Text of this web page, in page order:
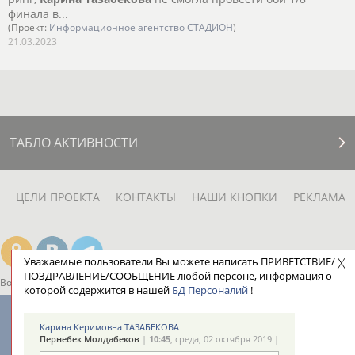
финала в...
(Проект: Информационное агентство СТАДИОН)
21.03.2023
ТАБЛО АКТИВНОСТИ
ЦЕЛИ ПРОЕКТА КОНТАКТЫ НАШИ КНОПКИ РЕКЛАМА
Вопросы сотрудничества и совместной деятельностиinform@infosport.ru
Подпишись
Уважаемые пользователи Вы можете написать ПРИВЕТСТВИЕ/
ПОЗДРАВЛЕНИЕ/СООБЩЕНИЕ любой персоне, информация о
которой содержится в нашей БД Персоналий!
Карина Керимовна ТАЗАБЕКОВА
Пернебек Молдабеков| 10:45, среда, 02 октября 2019 |